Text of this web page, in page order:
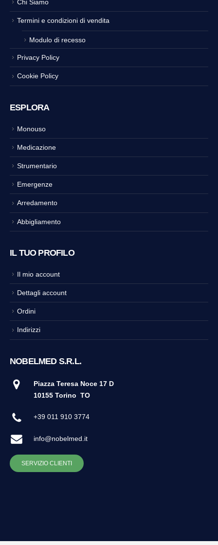
Chi Siamo
Termini e condizioni di vendita
Modulo di recesso
Privacy Policy
Cookie Policy
ESPLORA
Monouso
Medicazione
Strumentario
Emergenze
Arredamento
Abbigliamento
IL TUO PROFILO
Il mio account
Dettagli account
Ordini
Indirizzi
NOBELMED S.R.L.
Piazza Teresa Noce 17 D
10155 Torino TO
+39 011 910 3774
info@nobelmed.it
SERVIZIO CLIENTI